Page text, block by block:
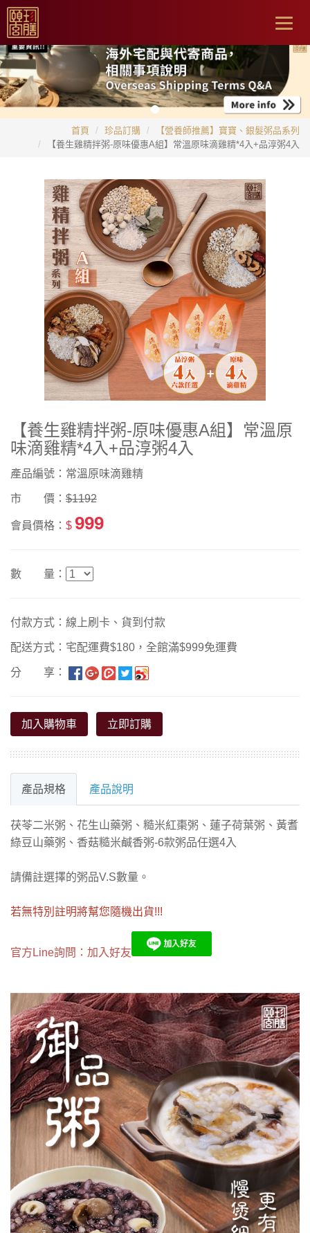
首頁 珍品訂購
【營養師推薦】寶寶、銀髮粥品系列
【養生雞精拌粥-原味優惠A組】常溫原味滴雞精*4入+品淳粥4入
【養生雞精拌粥-原味優惠A組】常溫原
味滴雞精*4入+品淳粥4入
產品編號：常溫原味滴雞精
市 價： $1192
會員價格： $ 999
數 量：
付款方式：線上刷卡、貨到付款
配送方式：宅配運費$180，全館滿$999免運費
分 享：
加入購物車 立即訂購
產品規格 產品說明